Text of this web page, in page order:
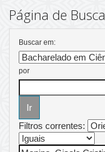
Página de Busca
Buscar em:
por
Filtros correntes: